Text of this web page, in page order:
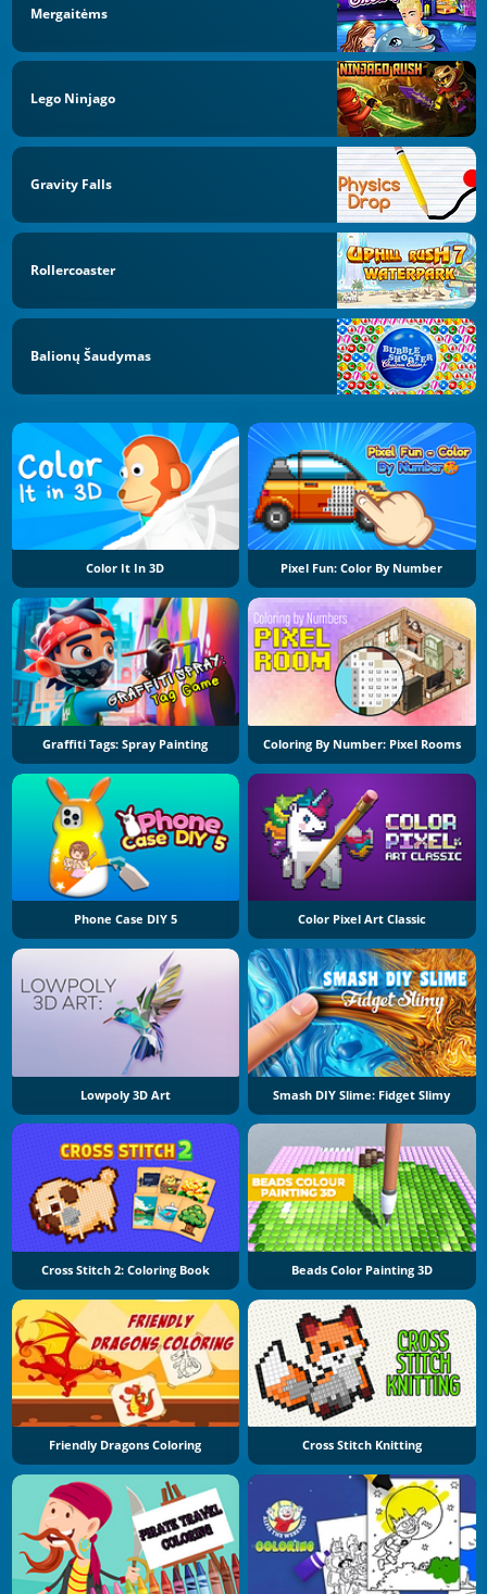
Mergaitėms
Lego Ninjago
Gravity Falls
Rollercoaster
Balionų Šaudymas
Color It In 3D Pixel Fun: Color By Number
Graffiti Tags: Spray Painting Coloring By Number: Pixel Rooms
Phone Case DIY 5 Color Pixel Art Classic
Lowpoly 3D Art Smash DIY Slime: Fidget Slimy
Cross Stitch 2: Coloring Book Beads Color Painting 3D
Friendly Dragons Coloring Cross Stitch Knitting